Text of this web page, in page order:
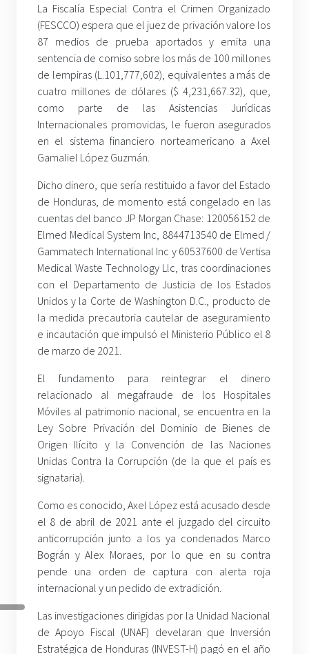
La Fiscalía Especial Contra el Crimen Organizado
(FESCCO) espera que el juez de privación valore los
87 medios de prueba aportados y emita una
sentencia de comiso sobre los más de 100 millones
de lempiras (L.101,777,602), equivalentes a más de
cuatro millones de dólares ($ 4,231,667.32), que,
como parte de las Asistencias Jurídicas
Internacionales promovidas, le fueron asegurados
en el sistema financiero norteamericano a Axel
Gamaliel López Guzmán.
Dicho dinero, que sería restituido a favor del Estado
de Honduras, de momento está congelado en las
cuentas del banco JP Morgan Chase: 120056152 de
Elmed Medical System Inc, 8844713540 de Elmed /
Gammatech International Inc y 60537600 de Vertisa
Medical Waste Technology Llc, tras coordinaciones
con el Departamento de Justicia de los Estados
Unidos y la Corte de Washington D.C., producto de
la medida precautoria cautelar de aseguramiento
e incautación que impulsó el Ministerio Público el 8
de marzo de 2021.
El fundamento para reintegrar el dinero
relacionado al megafraude de los Hospitales
Móviles al patrimonio nacional, se encuentra en la
Ley Sobre Privación del Dominio de Bienes de
Origen Ilícito y la Convención de las Naciones
Unidas Contra la Corrupción (de la que el país es
signataria).
Como es conocido, Axel López está acusado desde
el 8 de abril de 2021 ante el juzgado del circuito
anticorrupción junto a los ya condenados Marco
Bográn y Alex Moraes, por lo que en su contra
pende una orden de captura con alerta roja
internacional y un pedido de extradición.
Las investigaciones dirigidas por la Unidad Nacional
de Apoyo Fiscal (UNAF) develaran que Inversión
Estratégica de Honduras (INVEST-H) pagó en el año